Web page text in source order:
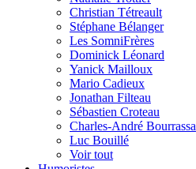
Christian Tétreault
Stéphane Bélanger
Les SomniFrères
Dominick Léonard
Yanick Mailloux
Mario Cadieux
Jonathan Filteau
Sébastien Croteau
Charles-André Bourrassa
Luc Bouillé
Voir tout